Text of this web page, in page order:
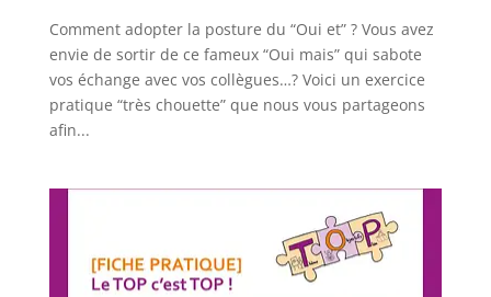
Comment adopter la posture du “Oui et” ? Vous avez
envie de sortir de ce fameux “Oui mais” qui sabote
vos échange avec vos collègues…? Voici un exercice
pratique “très chouette” que nous vous partageons
afin...